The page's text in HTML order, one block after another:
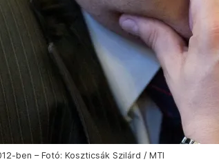
ben – Fotó: Koszticsák Szilárd / MTI